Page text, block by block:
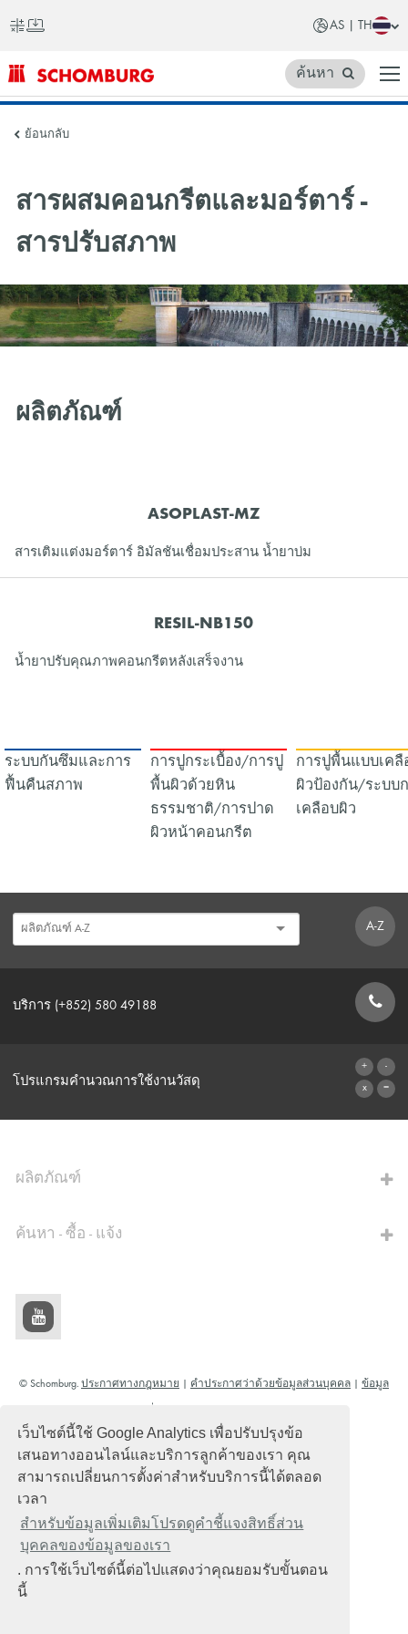
เว็บไซต์นี้ใช้ Google Analytics เพื่อปรับปรุงข้อ
เสนอทางออนไลน์และบริการลูกค้าของเรา คุณ
สามารถเปลี่ยนการตั้งค่าสำหรับบริการนี้ได้ตลอด
เวลา
สำหรับข้อมูลเพิ่มเติมโปรดดูคำชี้แจงสิทธิ์ส่วน
บุคคลของข้อมูลของเรา
. การใช้เว็บไซต์นี้ต่อไปแสดงว่าคุณยอมรับขั้นตอน
นี้
AS | TH
SCHOMBURG
เอเชีย
ค้นหา
ย้อนกลับ
สารผสมคอนกรีตและมอร์ตาร์ -
สารปรับสภาพ
ผลิตภัณฑ์
ASOPLAST-MZ
สารเติมแต่งมอร์ตาร์ อิมัลชันเชื่อมประสาน น้ำยาบ่ม
RESIL-NB150
น้ำยาปรับคุณภาพคอนกรีตหลังเสร็จงาน
ระบบกันซึมและการ
ฟื้นคืนสภาพ
การปูกระเบื้อง/การปู
พื้นผิวด้วยหิน
ธรรมชาติ/การปาด
ผิวหน้าคอนกรีต
การปูพื้นแบบเคลื
ผิวป้องกัน/ระบบ
เคลือบผิว
A-Z
บริการ (+852) 580 49188
แบบฟอร์มการติดต่อ
โปรแกรมคำนวณการใช้งานวัสดุ
ผลิตภัณฑ์
ค้นหา - ซื้อ - แจ้ง
© Schomburg. ประกาศทางกฎหมาย คำประกาศว่าด้วยข้อมูลส่วนบุคคล ข้อมูล
การออกแบบและการพัฒนา +| LOUIS INTERNET